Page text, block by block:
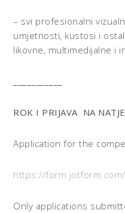
– svi profesionalni
umjetnosti, kustosi i
likovne, multimedijalne i
ROK I PRIJAVA NA
Application for the
https://
Only applications